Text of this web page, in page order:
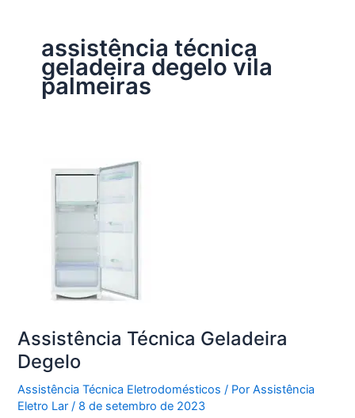
assistência técnica
geladeira degelo vila
palmeiras
Assistência Técnica Geladeira
Degelo
Assistência Técnica Eletrodomésticos / PorAssistência
Eletro Lar/ 8 de setembro de 2023